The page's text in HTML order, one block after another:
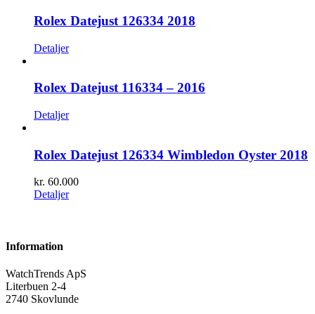
Rolex Datejust 126334 2018
Detaljer
Rolex Datejust 116334 – 2016
Detaljer
Rolex Datejust 126334 Wimbledon Oyster 2018
kr. 60.000
Detaljer
Information
WatchTrends ApS
Literbuen 2-4
2740 Skovlunde